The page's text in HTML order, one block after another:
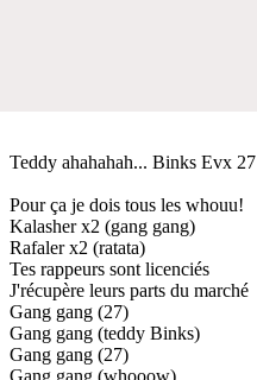
Teddy ahahahah... Binks Evx 27
Pour ça je dois tous les whouu!
Kalasher x2 (gang gang)
Rafaler x2 (ratata)
Tes rappeurs sont licenciés
J'récupère leurs parts du marché
Gang gang (27)
Gang gang (teddy Binks)
Gang gang (27)
Gang gang (whooow)